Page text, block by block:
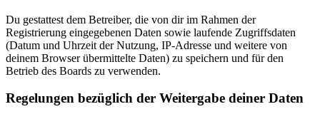
Du gestattest dem Betreiber, die von dir im Rahmen der
Registrierung eingegebenen Daten sowie laufende Zugriffsdaten
(Datum und Uhrzeit der Nutzung, IP-Adresse und weitere von
deinem Browser übermittelte Daten) zu speichern und für den
Betrieb des Boards zu verwenden.
Regelungen bezüglich der Weitergabe deiner Daten